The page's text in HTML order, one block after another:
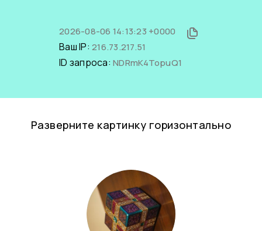
2026-08-06 14:13:23 +0000
Ваш IP: 216.73.217.51
ID запроса: NDRmK4TopuQ1
Разверните картинку горизонтально